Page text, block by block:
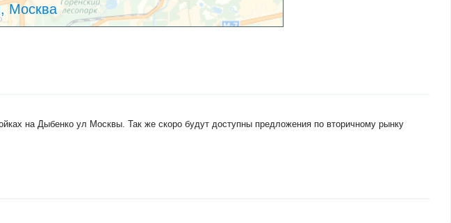
Москва
на Дыбенко ул Москвы. Так же скоро будут доступны предложения по вторичному рынку